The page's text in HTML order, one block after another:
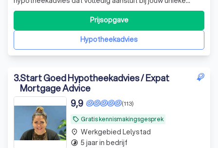
situatie en wensen. Als ervaren tussenpersoon vergelijken
we de mogelijkheden bij diverse hypotheekverstrekkers
om de beste oplossing voor jou te vinden. Of je nu een
starter bent, wilt doorHypotheekadvies
Prijsopgave
3.Start Goed Hypotheekadvies / Expat
Mortgage Advice
local_offer Gratis kennismakingsgesprek
(113)
9,9
place Werkgebied Lelystad
timelapse 5 jaar in bedrijf